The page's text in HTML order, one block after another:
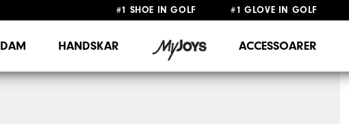
#1 SHOE IN GOLF #1 GLOVE IN GOLF
DAM HANDSKAR ACCESSOARER